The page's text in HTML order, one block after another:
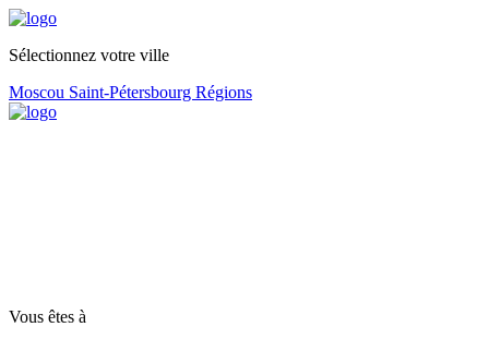
Sélectionnez votre ville
Moscou Saint-Pétersbourg Régions
Vous êtes à